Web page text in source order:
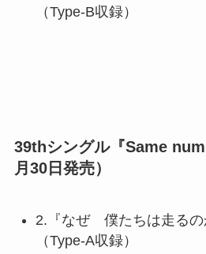
（Type-B収録）
39thシングル『Same
月30日発売）
2.『なぜ 僕たちは走るの
（Type-A収録）